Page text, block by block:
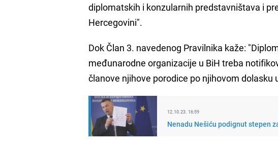
diplomatskih i konzularnih predstavništava i
Hercegovini".
Dok Član 3. navedenog Pravilnika kaže:
međunarodne organizacije u BiH treba
članove njihove porodice po njihovom dolasku
12.10.23. 16:59
Nenadu Nešiću podignut stepen